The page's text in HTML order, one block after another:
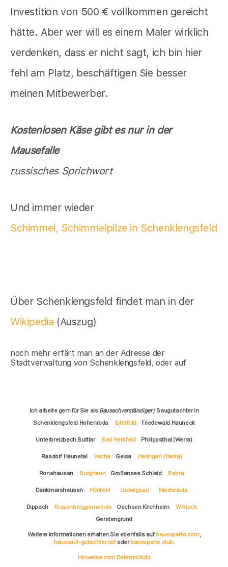
Investition von 500 € vollkommen gereicht
hätte. Aber wer will es einem Maler wirklich
verdenken, dass er nicht sagt, ich bin hier
fehl am Platz, beschäftigen Sie besser
meinen Mitbewerber.
Kostenlosen Käse gibt es nur in der
Mausefalle
russisches Sprichwort
Und immer wieder
Schimmel, Schimmelpilze in Schenklengsfeld
Über Schenklengsfeld findet man in der
Wikipedia (Auszug)
noch mehr erfärt man an der Adresse der
Stadtverwaltung von Schenklengsfeld, oder auf
Ich arbeite gern für Sie als Bausachverständiger/ Baugutachter in
Schenklengsfeld Hohenroda
Eiterfeld Friedewald Hauneck
Unterbreizbach Buttlar Bad Hersfeld Philippsthal (Werra)
Rasdorf Haunetal Vacha Geisa Heringen (Werra)
Ronshausen Burghaun Großensee Schleid Bebra
Dankmarshausen Hünfeld Ludwigsau Niederaula
Dippach Krayenberggemeinde Oechsen Kirchheim
Wildeck
Gerstengrund
Weitere Informationen erhalten Sie ebenfalls auf bauexperte.com,
hauskauf-gutachter.netoderbauexperte.club.
Hinweise zum Datenschutz